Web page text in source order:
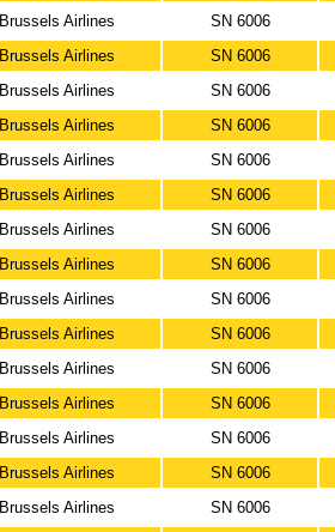
Brussels Airlines SN 6006
Brussels Airlines SN 6006
Brussels Airlines SN 6006
Brussels Airlines SN 6006
Brussels Airlines SN 6006
Brussels Airlines SN 6006
Brussels Airlines SN 6006
Brussels Airlines SN 6006
Brussels Airlines SN 6006
Brussels Airlines SN 6006
Brussels Airlines SN 6006
Brussels Airlines SN 6006
Brussels Airlines SN 6006
Brussels Airlines SN 6006
Brussels Airlines SN 6006